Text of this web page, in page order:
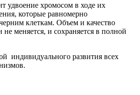
удвоение хромосом в ходе их
которые равномерно
клеткам. Объем и качество
меняется, и сохраняется в полной
индивидуального развития всех